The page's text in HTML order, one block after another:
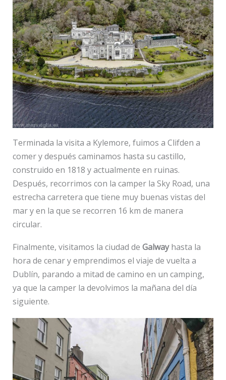
Terminada la visita a Kylemore, fuimos a Clifden a
comer y después caminamos hasta su castillo,
construido en 1818 y actualmente en ruinas.
Después, recorrimos con la camper la Sky Road, una
estrecha carretera que tiene muy buenas vistas del
mar y en la que se recorren 16 km de manera
circular.
Finalmente, visitamos la ciudad de Galwayhasta la
hora de cenar y emprendimos el viaje de vuelta a
Dublín, parando a mitad de camino en un camping,
ya que la camper la devolvimos la mañana del día
siguiente.